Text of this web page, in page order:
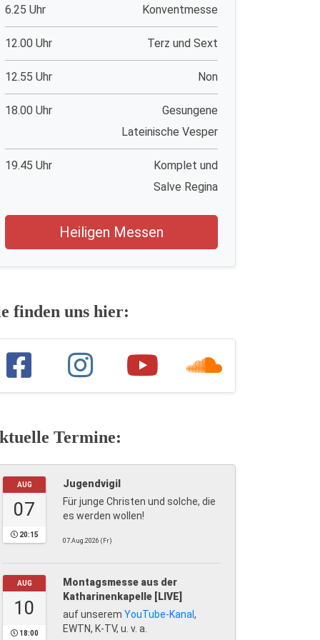
6.25 Uhr Konventmesse
12.00 Uhr Terz und Sext
12.55 Uhr Non
18.00 Uhr
Gesungene
Lateinische Vesper
19.45 Uhr
Komplet und
Salve Regina
Heiligen Messen
finden uns hier:
Termine:
AUG
07
20:15
Jugendvigil
Für junge Christen und solche, die
es werden wollen!
07.Aug.2026 (Fr)
AUG
10
18:00
Montagsmesse aus der
Katharinenkapelle [LIVE]
auf unserem YouTube-Kanal ,
EWTN, K-TV, u. v. a.